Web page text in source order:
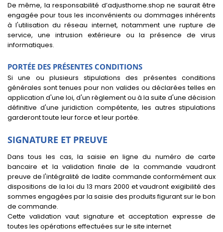
De même, la responsabilité d’adjusthome.shop ne saurait être
engagée pour tous les inconvénients ou dommages inhérents
à l'utilisation du réseau internet, notamment une rupture de
service, une intrusion extérieure ou la présence de virus
informatiques.
PORTÉE DES PRÉSENTES CONDITIONS
Si une ou plusieurs stipulations des présentes conditions
générales sont tenues pour non valides ou déclarées telles en
application d'une loi, d'un règlement ou à la suite d'une décision
définitive d'une juridiction compétente, les autres stipulations
garderont toute leur force et leur portée.
SIGNATURE ET PREUVE
Dans tous les cas, la saisie en ligne du numéro de carte
bancaire et la validation finale de la commande vaudront
preuve de l'intégralité de ladite commande conformément aux
dispositions de la loi du 13 mars 2000 et vaudront exigibilité des
sommes engagées par la saisie des produits figurant sur le bon
de commande.
Cette validation vaut signature et acceptation expresse de
toutes les opérations effectuées sur le site internet